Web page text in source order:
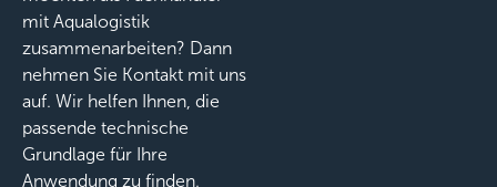
mit Aqualogistik
zusammenarbeiten? Dann
nehmen Sie Kontakt mit uns
auf. Wir helfen Ihnen, die
passende technische
Grundlage für Ihre
Anwendung zu finden.